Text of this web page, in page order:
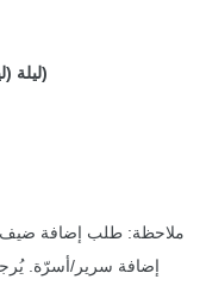
/ ليلة (ليالٍ))
ملاحظة: طلب إضافة ضيف/
إضافة سرير/أسرّة.